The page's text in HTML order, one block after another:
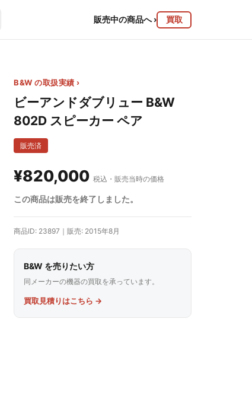
販売中の商品へ› 買取
B&W の取扱実績 ›
ビーアンドダブリュー B&W
802D スピーカー ペア
販売済
¥820,000 税込・販売当時の価格
この商品は販売を終了しました。
商品ID: 23897｜販売: 2015年8月
B&W を売りたい方
同メーカーの機器の買取を承っています。
買取見積りはこちら →